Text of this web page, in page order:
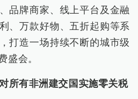
品牌商家、线上平台及金融
、万款好物、五折起购等系
打造一场持续不断的城市级
盛会。
所有非洲建交国实施零关税